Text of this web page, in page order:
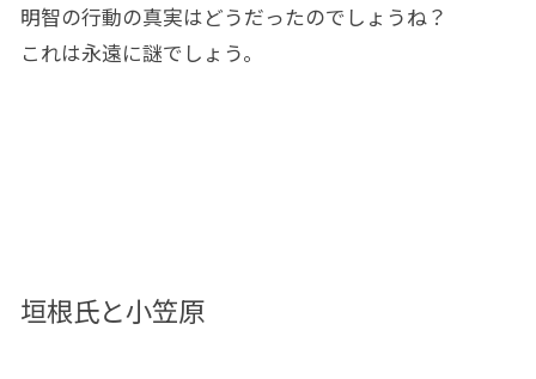
明智の行動の真実はどうだったのでしょうね？
これは永遠に謎でしょう。
垣根氏と小笠原